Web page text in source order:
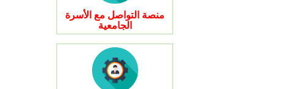
منصة التواصل مع الأسرة
الجامعية